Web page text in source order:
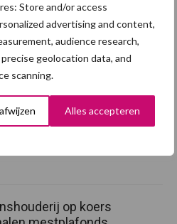
Store and/or access
advertising and content,
audience research,
geolocation data, and
scanning.
Alles accepteren
pleit
benutting van
mest
mestprobleem
fosfaatuitdaging
op koers